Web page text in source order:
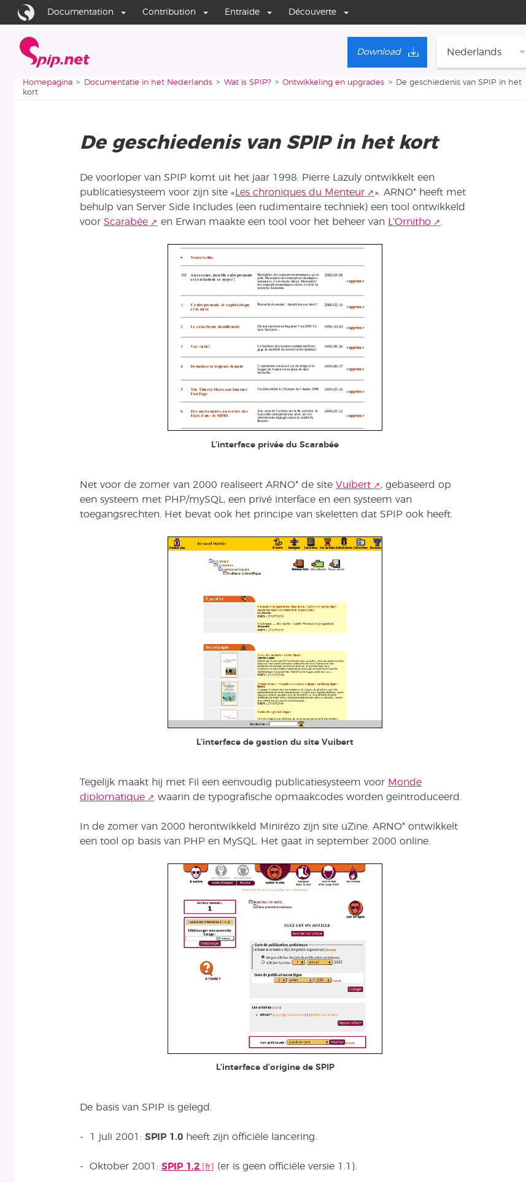
Ga naar de inhoud
Ga naar de navigatie
Documentation Contribution Entraide Découverte
Nederlands
Download
Je bent hier:
Homepagina Documentatie in het Nederlands Wat is SPIP? Ontwikkeling en upgrades
De geschiedenis van SPIP in het
kort
De geschiedenis van SPIP in het kort
De voorloper van SPIP komt uit het jaar 1998: Pierre Lazuly ontwikkelt een
publicatiesysteem voor zijn site « Les chroniques du Menteur
». ARNO* heeft met
behulp van Server Side Includes (een rudimentaire techniek) een tool ontwikkeld
voor Scarabée en Erwan maakte een tool voor het beheer van L’Ornitho .
L’interface privée du Scarabée
Net voor de zomer van 2000 realiseert ARNO* de site Vuibert
, gebaseerd op
een systeem met PHP/mySQL, een privé interface en een systeem van
toegangsrechten. Het bevat ook het principe van skeletten dat SPIP ook heeft.
L’interface de gestion du site Vuibert
Tegelijk maakt hij met Fil een eenvoudig publicatiesysteem voor Monde
diplomatique
waarin de typografische opmaakcodes worden geïntroduceerd.
In de zomer van 2000 herontwikkeld Minirézo zijn site uZine. ARNO* ontwikkelt
een tool op basis van PHP en MySQL. Het gaat in september 2000 online.
L’interface d’origine de SPIP
De basis van SPIP is gelegd.
- 1 juli 2001: SPIP 1.0 heeft zijn officiële lancering.
- Oktober 2001: SPIP 1.2 (er is geen officiële versie 1.1).